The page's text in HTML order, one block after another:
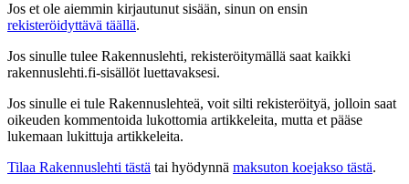
Jos et ole aiemmin kirjautunut sisään, sinun on ensin
rekisteröidyttävä täällä.
Jos sinulle tulee Rakennuslehti, rekisteröitymällä saat kaikki
rakennuslehti.fi-sisällöt luettavaksesi.
Jos sinulle ei tule Rakennuslehteä, voit silti rekisteröityä, jolloin saat
oikeuden kommentoida lukottomia artikkeleita, mutta et pääse
lukemaan lukittuja artikkeleita.
Tilaa Rakennuslehti tästä tai hyödynnä maksuton koejakso tästä.